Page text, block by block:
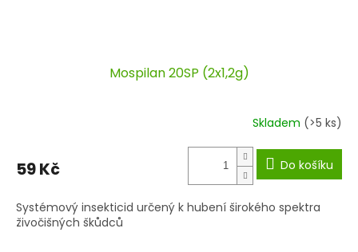
Mospilan 20SP (2x1,2g)
Skladem (>5 ks)
59 Kč Do košíku
Systémový insekticid určený k hubení širokého spektra
živočišných škůdců